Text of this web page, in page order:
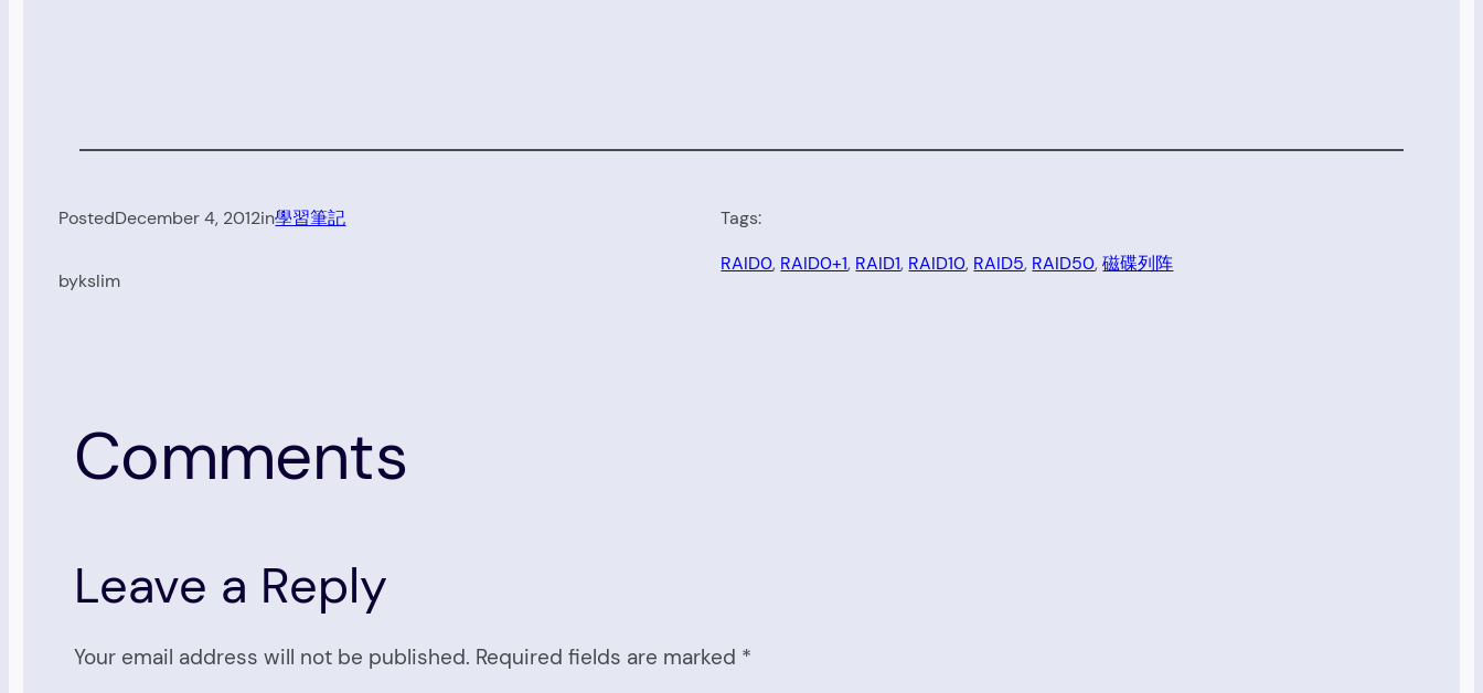
PostedDecember 4, 2012in學習筆記
bykslim
Tags:
RAID0, RAID0+1, RAID1, RAID10, RAID5, RAID50, 磁碟列阵
Comments
Leave a Reply
Your email address will not be published. Required fields are marked *